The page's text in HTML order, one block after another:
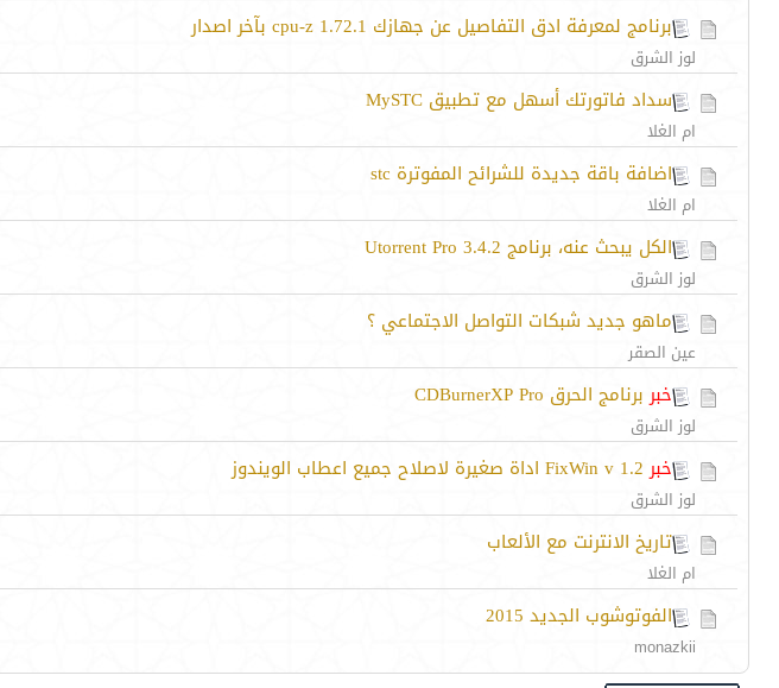
برنامج لمعرفة ادق التفاصيل عن جهازك cpu-z 1.72.1 بآخر اصدار
لوز الشرق
سداد فاتورتك أسهل مع تطبيق MySTC
ام الغلا
اضافة باقة جديدة للشرائح المفوترة stc
ام الغلا
الكل يبحث عنه، برنامج Utorrent Pro 3.4.2
لوز الشرق
ماهو جديد شبكات التواصل الاجتماعي ؟
عين الصقر
خبر برنامج الحرق CDBurnerXP Pro
لوز الشرق
خبر FixWin v 1.2 اداة صغيرة لاصلاح جميع اعطاب الويندوز
لوز الشرق
تاريخ الانترنت مع الألعاب
ام الغلا
الفوتوشوب الجديد 2015
monazkii